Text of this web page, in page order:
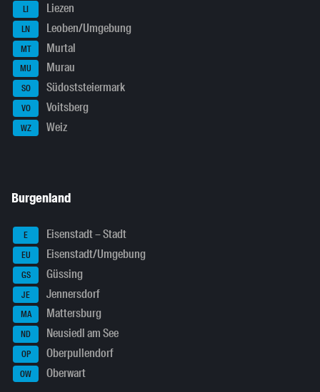
LI Liezen
LN Leoben/Umgebung
MT Murtal
MU Murau
SO Südoststeiermark
VO Voitsberg
WZ Weiz
Burgenland
E Eisenstadt – Stadt
EU Eisenstadt/Umgebung
GS Güssing
JE Jennersdorf
MA Mattersburg
ND Neusiedl am See
OP Oberpullendorf
OW Oberwart